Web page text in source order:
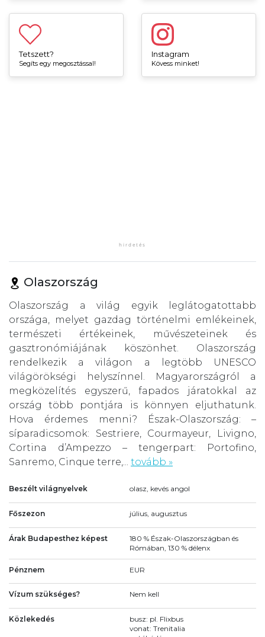
Tetszett?
Segíts egy megosztással!
Instagram
Kövess minket!
Olaszország
Olaszország a világ egyik leglátogatottabb
országa, melyet gazdag történelmi emlékeinek,
természeti értékeinek, művészeteinek és
gasztronómiájának köszönhet. Olaszország
rendelkezik a világon a legtöbb UNESCO
világörökségi helyszínnel. Magyarországról a
megközelítés egyszerű, fapados járatokkal az
ország több pontjára is könnyen eljuthatunk.
Hova érdemes menni? Észak-Olaszország: –
síparadicsomok: Sestriere, Courmayeur, Livigno,
Cortina d’Ampezzo – tengerpart: Portofino,
Sanremo, Cinque terre,... tovább »
Beszélt világnyelvek olasz, kevés angol
Főszezon július, augusztus
Árak Budapesthez képest
180 % Észak-Olaszországban és
Rómában, 130 % délenx
Pénznem EUR
Vízum szükséges? Nem kell
Közlekedés
busz: pl. Flixbus
vonat: Trenitalia